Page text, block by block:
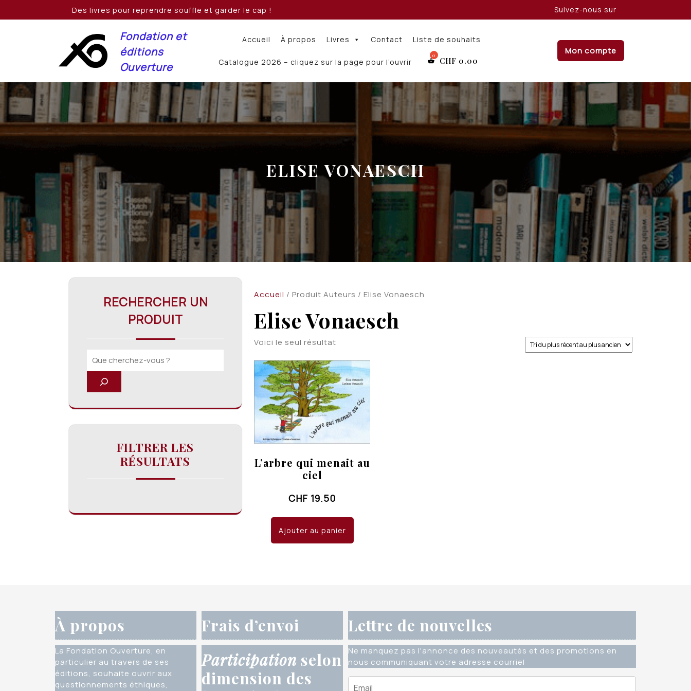
Des livres pour reprendre souffle et garder le cap ! Suivez-nous sur
Fondation et
éditions
Ouverture
Accueil À propos Livres Contact Liste de souhaits
Catalogue 2026 – cliquez sur la page pour l’ouvrir CHF 0.00
Mon compte
ELISE VONAESCH
Accueil / Produit Auteurs / Elise Vonaesch
Elise Vonaesch
Voici le seul résultat
L’arbre qui menait au
ciel
CHF 19.50
Ajouter au panier
RECHERCHER UN
PRODUIT
FILTRER LES
RÉSULTATS
À propos
La Fondation Ouverture, en
particulier au travers de ses
éditions, souhaite ouvrir aux
questionnements éthiques,
Frais d’envoi
Participation selon
dimension des
Lettre de nouvelles
Ne manquez pas l'annonce des nouveautés et des promotions en
nous communiquant votre adresse courriel